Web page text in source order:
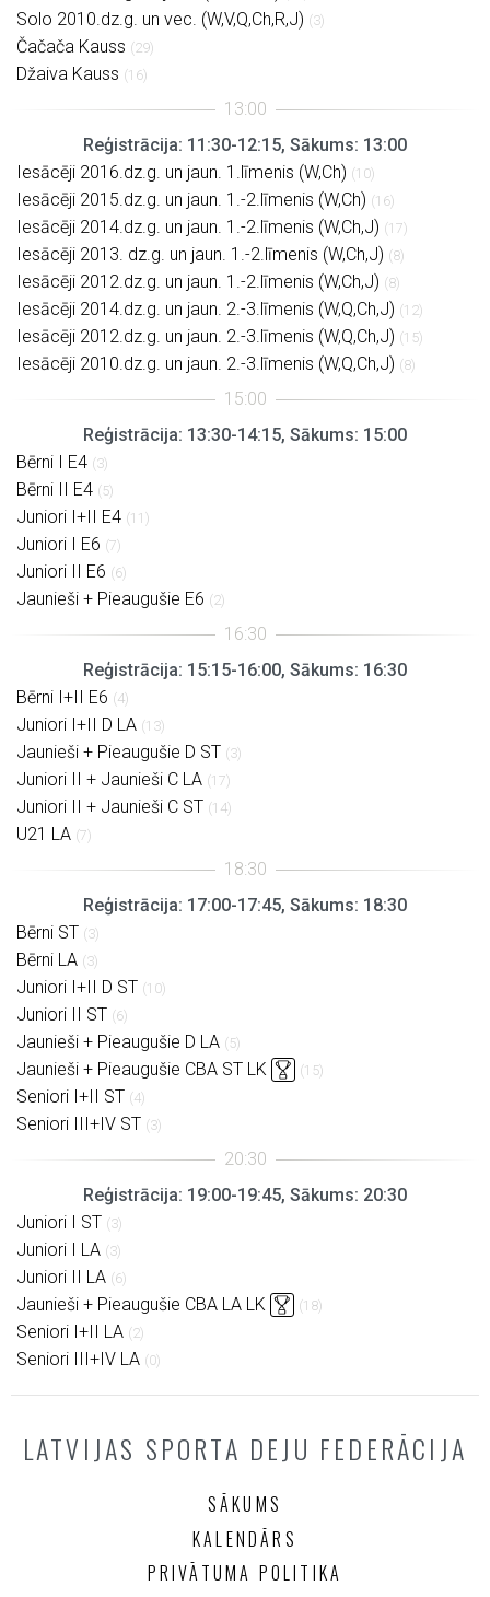
Solo 2010.dz.g. un vec. (W,V,Q,Ch,R,J) (3)
Čačača Kauss (29)
Džaiva Kauss (16)
Reģistrācija: 11:30-12:15, Sākums: 13:00
Iesācēji 2016.dz.g. un jaun. 1.līmenis (W,Ch) (10)
Iesācēji 2015.dz.g. un jaun. 1.-2.līmenis (W,Ch) (16)
Iesācēji 2014.dz.g. un jaun. 1.-2.līmenis (W,Ch,J) (17)
Iesācēji 2013. dz.g. un jaun. 1.-2.līmenis (W,Ch,J) (8)
Iesācēji 2012.dz.g. un jaun. 1.-2.līmenis (W,Ch,J) (8)
Iesācēji 2014.dz.g. un jaun. 2.-3.līmenis (W,Q,Ch,J) (12)
Iesācēji 2012.dz.g. un jaun. 2.-3.līmenis (W,Q,Ch,J) (15)
Iesācēji 2010.dz.g. un jaun. 2.-3.līmenis (W,Q,Ch,J) (8)
Reģistrācija: 13:30-14:15, Sākums: 15:00
Bērni I E4 (3)
Bērni II E4 (5)
Juniori I+II E4 (11)
Juniori I E6 (7)
Juniori II E6 (6)
Jaunieši + Pieaugušie E6 (2)
Reģistrācija: 15:15-16:00, Sākums: 16:30
Bērni I+II E6 (4)
Juniori I+II D LA (13)
Jaunieši + Pieaugušie D ST (3)
Juniori II + Jaunieši C LA (17)
Juniori II + Jaunieši C ST (14)
U21 LA (7)
Reģistrācija: 17:00-17:45, Sākums: 18:30
Bērni ST (3)
Bērni LA (3)
Juniori I+II D ST (10)
Juniori II ST (6)
Jaunieši + Pieaugušie D LA (5)
Jaunieši + Pieaugušie CBA ST LK (15)
Seniori I+II ST (4)
Seniori III+IV ST (3)
Reģistrācija: 19:00-19:45, Sākums: 20:30
Juniori I ST (3)
Juniori I LA (3)
Juniori II LA (6)
Jaunieši + Pieaugušie CBA LA LK (18)
Seniori I+II LA (2)
Seniori III+IV LA (0)
LATVIJAS SPORTA DEJU FEDERĀCIJA
SĀKUMS
KALENDĀRS
PRIVĀTUMA POLITIKA